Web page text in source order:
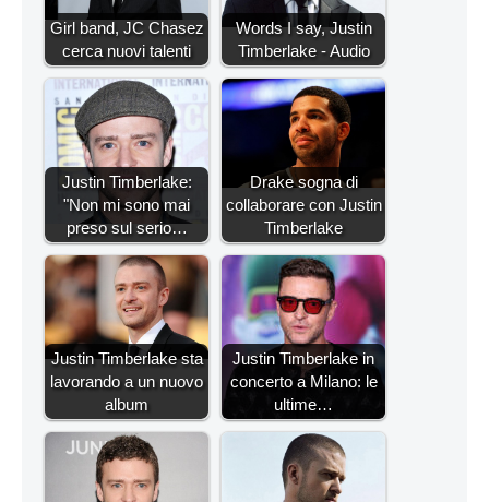
Girl band, JC Chasez
cerca nuovi talenti
Words I say, Justin
Timberlake - Audio
Justin Timberlake:
"Non mi sono mai
preso sul serio…
Drake sogna di
collaborare con Justin
Timberlake
Justin Timberlake sta
lavorando a un nuovo
album
Justin Timberlake in
concerto a Milano: le
ultime…